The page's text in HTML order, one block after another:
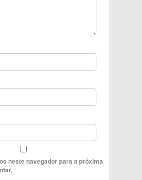
neste navegador para a próxima